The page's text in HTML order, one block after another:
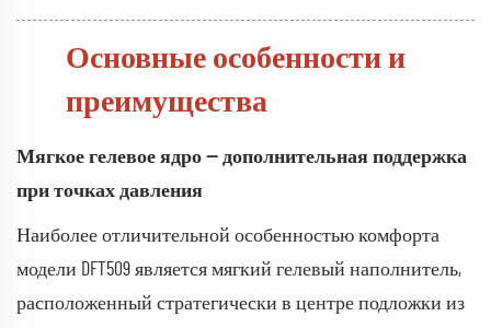
Основные особенности и
преимущества
Мягкое гелевое ядро — дополнительная поддержка
при точках давления
Наиболее отличительной особенностью комфорта
модели DFT509 является мягкий гелевый наполнитель,
расположенный стратегически в центре подложки из